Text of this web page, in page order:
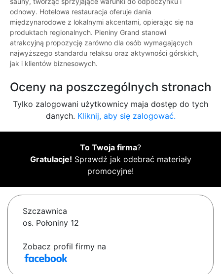
odnowy. Hotelowa restauracja oferuje dania
międzynarodowe z lokalnymi akcentami, opierając się na
produktach regionalnych. Pieniny Grand stanowi
atrakcyjną propozycję zarówno dla osób wymagających
najwyższego standardu relaksu oraz aktywności górskich,
jak i klientów biznesowych.
Oceny na poszczególnych stronach
Tylko zalogowani użytkownicy maja dostęp do tych
danych. Kliknij, aby się zalogować.
To Twoja firma?
Gratulacje! Sprawdź jak odebrać materiały
promocyjne!
Szczawnica
os. Połoniny 12
Zobacz profil firmy na